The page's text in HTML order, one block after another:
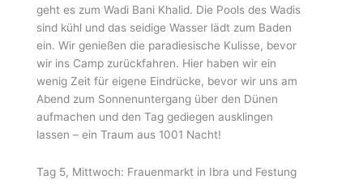
geht es zum Wadi Bani Khalid. Die Pools des Wadis
sind kühl und das seidige Wasser lädt zum Baden
ein. Wir genießen die paradiesische Kulisse, bevor
wir ins Camp zurückfahren. Hier haben wir ein
wenig Zeit für eigene Eindrücke, bevor wir uns am
Abend zum Sonnenuntergang über den Dünen
aufmachen und den Tag gediegen ausklingen
lassen – ein Traum aus 1001 Nacht!
Tag 5, Mittwoch: Frauenmarkt in Ibra und Festung